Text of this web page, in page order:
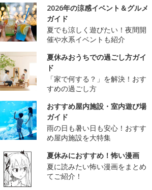
2026年の涼感イベント＆グルメ
ガイド
夏でも涼しく遊びたい！夜間開
催や水系イベントも紹介
夏休みおうちでの過ごし方ガイ
ド
「家で何する？」を解決！おす
すめの過ごし方
おすすめ屋内施設・室内遊び場
ガイド
雨の日も暑い日も安心！おすす
め屋内施設を大特集
夏休みにおすすめ！怖い漫画
夏に読みたい怖い漫画をまとめ
てご紹介！